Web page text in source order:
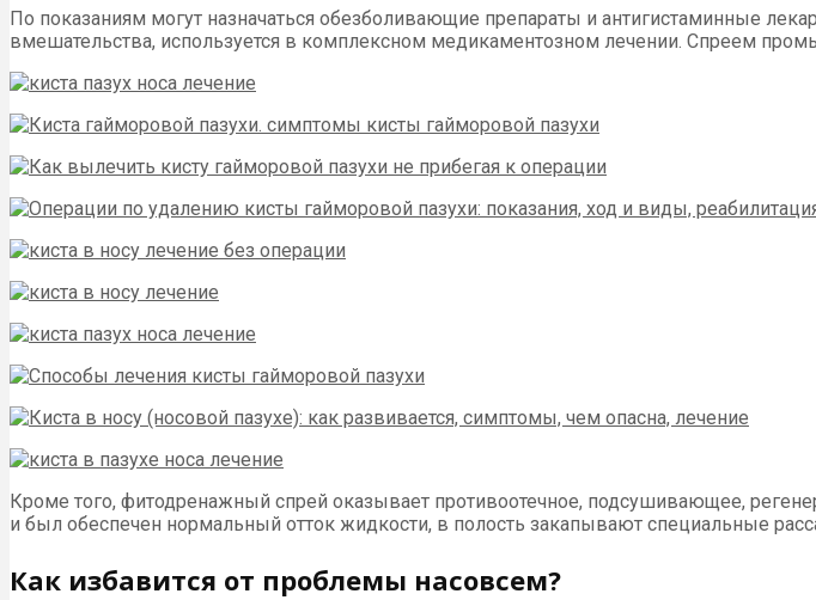
По показаниям могут назначаться обезболивающие препараты и антигистаминные
вмешательства, используется в комплексном медикаментозном лечении. Спреем
Кроме того, фитодренажный спрей оказывает противоотечное, подсушивающее,
и был обеспечен нормальный отток жидкости, в полость закапывают специальные
Как избавится от проблемы насовсем?